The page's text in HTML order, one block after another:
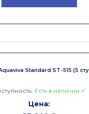
Standard ST-515 (5
Есть в наличии ✓